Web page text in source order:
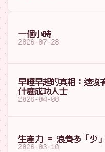
一個小時
2026-07-28
早睡早起的真相：遠沒
什麼成功人士
2026-04-08
生產力 = 浪費多「少
2026-03-10